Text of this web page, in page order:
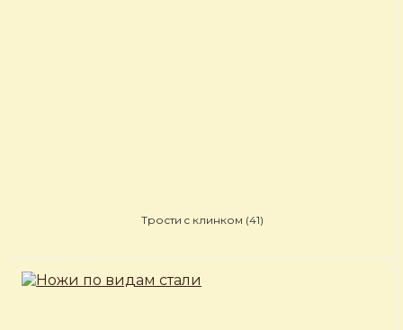
Трости c клинком (41)